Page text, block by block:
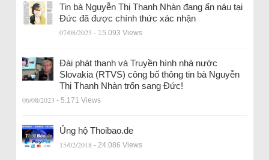
Tin bà Nguyễn Thị Thanh Nhàn đang ẩn náu tại
Đức đã được chính thức xác nhận
07/08/2023 - 15.093 Views
Đài phát thanh và Truyền hình nhà nước
Slovakia (RTVS) công bố thông tin bà Nguyễn
Thị Thanh Nhàn trốn sang Đức!
06/08/2023 - 5.171 Views
Ủng hộ Thoibao.de
15/02/2018 - 24.086 Views